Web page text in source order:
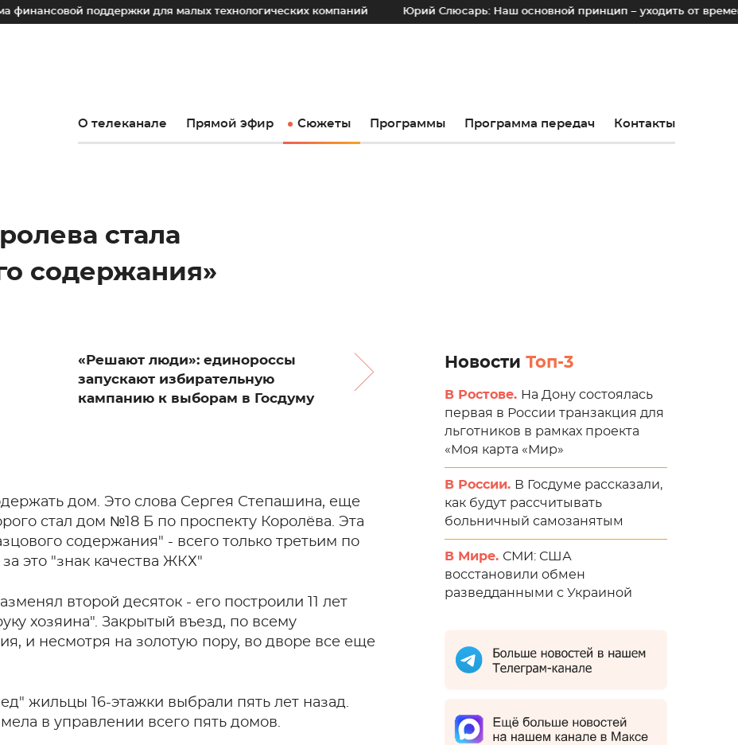
поддержки для малых технологических компаний Юрий Слюсарь: Наш основной принцип – уходить от временных
О телеканале Прямой эфир Сюжеты Программы Программа передач Контакты
стала
содержания»
«Решают люди»: единороссы
запускают избирательную
кампанию к выборам в Госдуму
дом. Это слова Сергея Степашина, еще
стал дом №18 Б по проспекту Королёва. Эта
содержания" - всего только третьим по
это "знак качества ЖКХ"
второй десяток - его построили 11 лет
хозяина". Закрытый въезд, по всему
и несмотря на золотую пору, во дворе все еще
жильцы 16-этажки выбрали пять лет назад.
в управлении всего пять домов.
Новости Топ-3
В Ростове. На Дону состоялась
первая в России транзакция для
льготников в рамках проекта
«Моя карта «Мир»
В России. В Госдуме рассказали,
как будут рассчитывать
больничный самозанятым
В Мире. СМИ: США
восстановили обмен
разведданными с Украиной